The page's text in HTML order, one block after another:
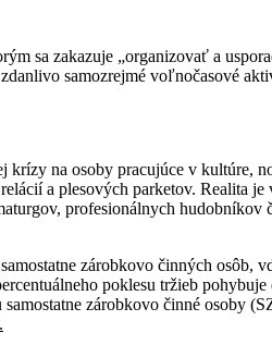
sa zakazuje „organizovať a
samozrejmé voľnočasové
krízy na osoby pracujúce v kultúre,
a plesových parketov. Realita
profesionálnych hudobníkov
zárobkovo činných osôb,
poklesu tržieb pohybuje
zárobkovo činné osoby
.